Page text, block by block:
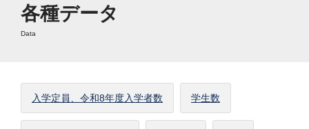
各種データ
Data
入学定員、令和8年度入学者数 学生数